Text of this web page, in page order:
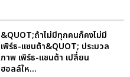
&QUOT;ถ้าไม่มีทุกคนก็คงไม่มี
เพิร์ธ-แซนต้า&QUOT; ประมวล
ภาพ เพิร์ธ-แซนต้า เปลี่ยน
ฮอลล์ให...